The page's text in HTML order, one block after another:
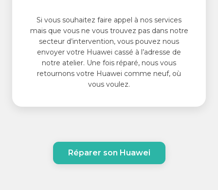
Si vous souhaitez faire appel à nos services
mais que vous ne vous trouvez pas dans notre
secteur d’intervention, vous pouvez nous
envoyer votre Huawei cassé à l’adresse de
notre atelier. Une fois réparé, nous vous
retournons votre Huawei comme neuf, où
vous voulez.
Réparer son Huawei